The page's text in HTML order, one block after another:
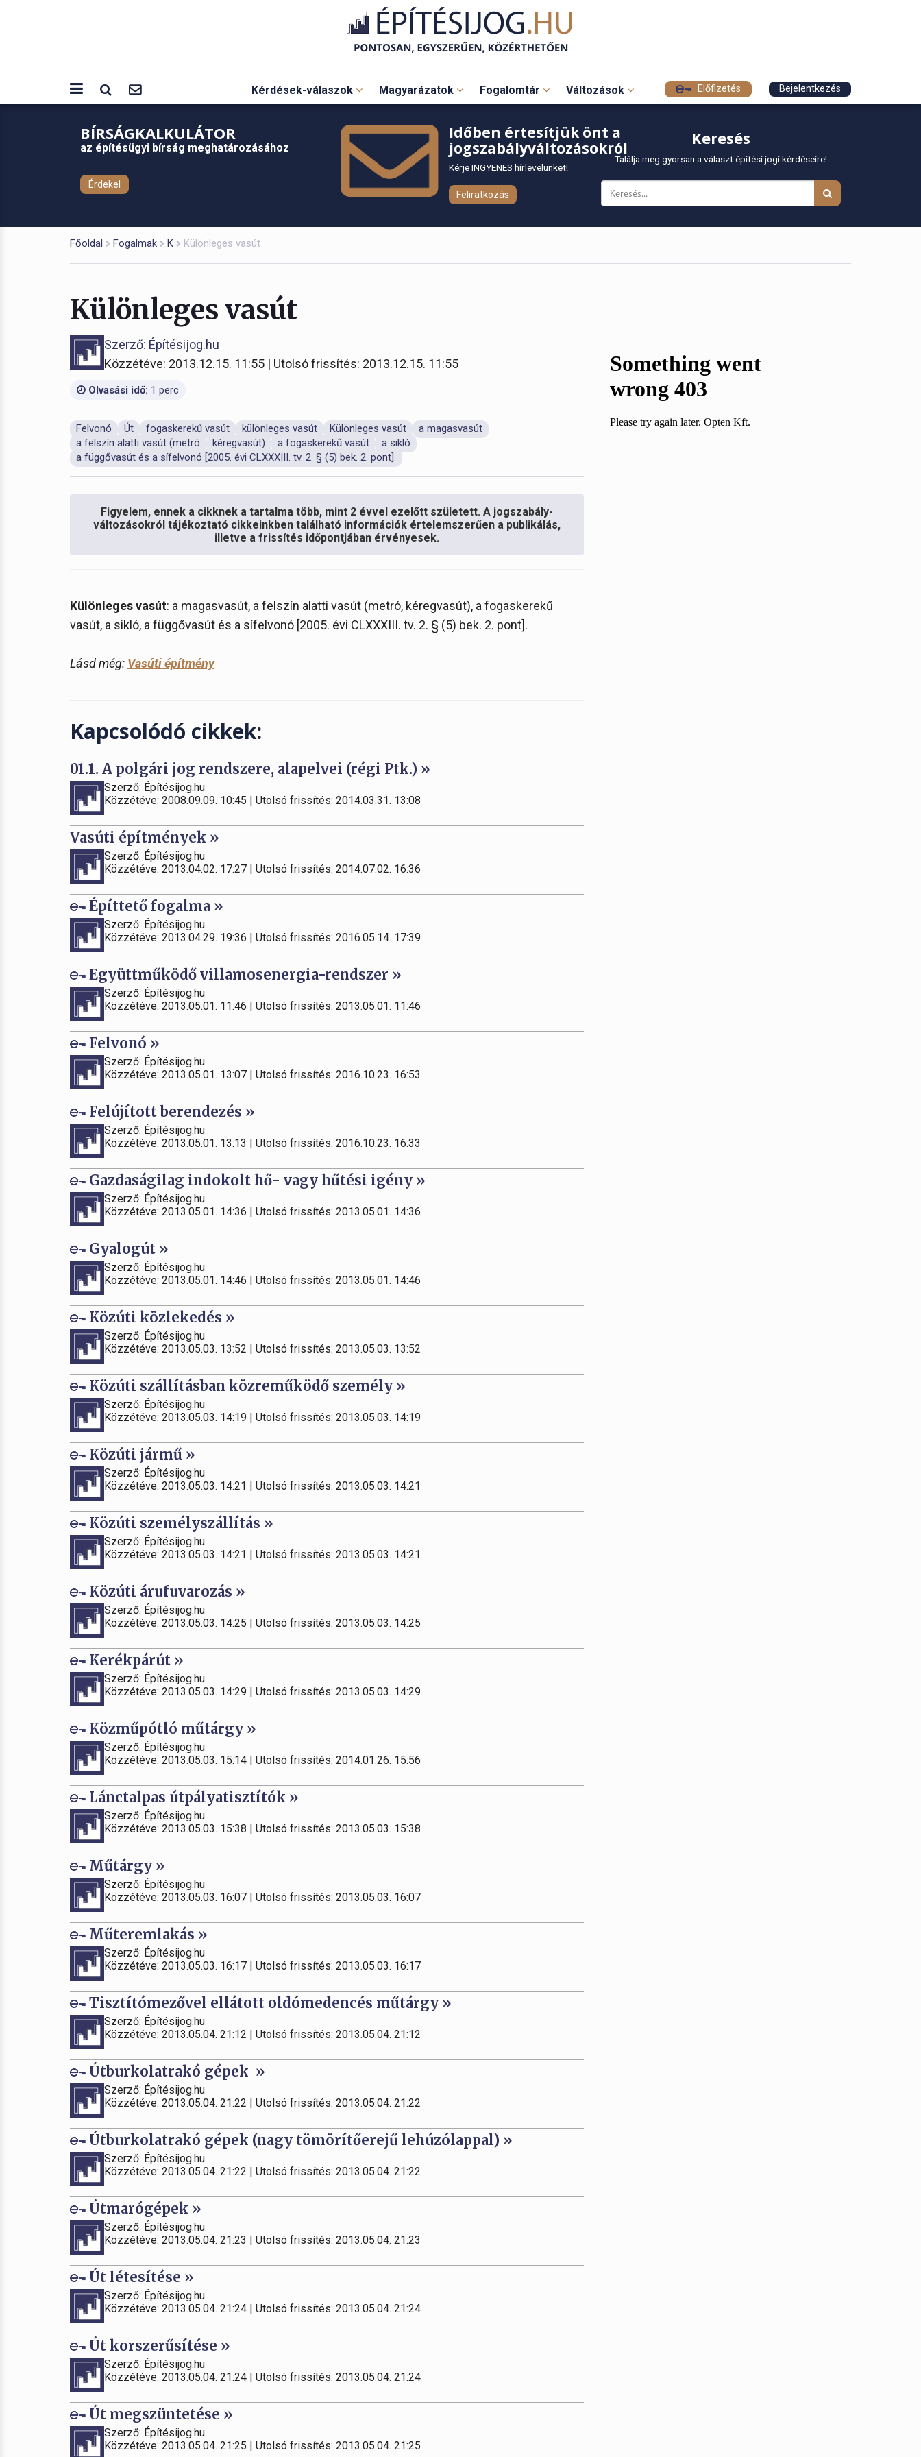
Kérdések-válaszok Magyarázatok Fogalomtár Változások Előfizetés Bejelentkezés
BÍRSÁGKALKULÁTOR
az építésügyi bírság meghatározásához
Érdekel
Időben értesítjük önt a
jogszabályváltozásokról
Kérje INGYENES hírlevelünket!
Feliratkozás
Keresés
Találja meg gyorsan a választ építési jogi kérdéseire!
Főoldal Fogalmak K Különleges vasút
Különleges vasút
Szerző: Építésijog.hu
Közzétéve: 2013.12.15. 11:55 | Utolsó frissítés: 2013.12.15. 11:55
Olvasási idő: 1 perc
Felvonó Út fogaskerekű vasút különleges vasút Különleges vasút
a magasvasút
a felszín alatti vasút (metró
kéregvasút) a fogaskerekű vasút
a sikló
a függővasút és a sífelvonó [2005. évi CLXXXIII. tv. 2. § (5) bek. 2. pont].
Figyelem, ennek a cikknek a tartalma több, mint 2 évvel ezelőtt született. A jogszabály-
változásokról tájékoztató cikkeinkben található információk értelemszerűen a publikálás,
illetve a frissítés időpontjában érvényesek.
Különleges vasút: a magasvasút, a felszín alatti vasút (metró, kéregvasút), a fogaskerekű
vasút, a sikló, a függővasút és a sífelvonó [2005. évi CLXXXIII. tv. 2. § (5) bek. 2. pont].
Lásd még: Vasúti építmény
Kapcsolódó cikkek:
01.1. A polgári jog rendszere, alapelvei (régi Ptk.) »
Szerző: Építésijog.hu
Közzétéve: 2008.09.09. 10:45 | Utolsó frissítés: 2014.03.31. 13:08
Vasúti építmények »
Szerző: Építésijog.hu
Közzétéve: 2013.04.02. 17:27 | Utolsó frissítés: 2014.07.02. 16:36
Építtető fogalma »
Szerző: Építésijog.hu
Közzétéve: 2013.04.29. 19:36 | Utolsó frissítés: 2016.05.14. 17:39
Együttműködő villamosenergia-rendszer »
Szerző: Építésijog.hu
Közzétéve: 2013.05.01. 11:46 | Utolsó frissítés: 2013.05.01. 11:46
Felvonó »
Szerző: Építésijog.hu
Közzétéve: 2013.05.01. 13:07 | Utolsó frissítés: 2016.10.23. 16:53
Felújított berendezés »
Szerző: Építésijog.hu
Közzétéve: 2013.05.01. 13:13 | Utolsó frissítés: 2016.10.23. 16:33
Gazdaságilag indokolt hő- vagy hűtési igény »
Szerző: Építésijog.hu
Közzétéve: 2013.05.01. 14:36 | Utolsó frissítés: 2013.05.01. 14:36
Gyalogút »
Szerző: Építésijog.hu
Közzétéve: 2013.05.01. 14:46 | Utolsó frissítés: 2013.05.01. 14:46
Közúti közlekedés »
Szerző: Építésijog.hu
Közzétéve: 2013.05.03. 13:52 | Utolsó frissítés: 2013.05.03. 13:52
Közúti szállításban közreműködő személy »
Szerző: Építésijog.hu
Közzétéve: 2013.05.03. 14:19 | Utolsó frissítés: 2013.05.03. 14:19
Közúti jármű »
Szerző: Építésijog.hu
Közzétéve: 2013.05.03. 14:21 | Utolsó frissítés: 2013.05.03. 14:21
Közúti személyszállítás »
Szerző: Építésijog.hu
Közzétéve: 2013.05.03. 14:21 | Utolsó frissítés: 2013.05.03. 14:21
Közúti árufuvarozás »
Szerző: Építésijog.hu
Közzétéve: 2013.05.03. 14:25 | Utolsó frissítés: 2013.05.03. 14:25
Kerékpárút »
Szerző: Építésijog.hu
Közzétéve: 2013.05.03. 14:29 | Utolsó frissítés: 2013.05.03. 14:29
Közműpótló műtárgy »
Szerző: Építésijog.hu
Közzétéve: 2013.05.03. 15:14 | Utolsó frissítés: 2014.01.26. 15:56
Lánctalpas útpályatisztítók »
Szerző: Építésijog.hu
Közzétéve: 2013.05.03. 15:38 | Utolsó frissítés: 2013.05.03. 15:38
Műtárgy »
Szerző: Építésijog.hu
Közzétéve: 2013.05.03. 16:07 | Utolsó frissítés: 2013.05.03. 16:07
Műteremlakás »
Szerző: Építésijog.hu
Közzétéve: 2013.05.03. 16:17 | Utolsó frissítés: 2013.05.03. 16:17
Tisztítómezővel ellátott oldómedencés műtárgy »
Szerző: Építésijog.hu
Közzétéve: 2013.05.04. 21:12 | Utolsó frissítés: 2013.05.04. 21:12
Útburkolatrakó gépek »
Szerző: Építésijog.hu
Közzétéve: 2013.05.04. 21:22 | Utolsó frissítés: 2013.05.04. 21:22
Útburkolatrakó gépek (nagy tömörítőerejű lehúzólappal) »
Szerző: Építésijog.hu
Közzétéve: 2013.05.04. 21:22 | Utolsó frissítés: 2013.05.04. 21:22
Útmarógépek »
Szerző: Építésijog.hu
Közzétéve: 2013.05.04. 21:23 | Utolsó frissítés: 2013.05.04. 21:23
Út létesítése »
Szerző: Építésijog.hu
Közzétéve: 2013.05.04. 21:24 | Utolsó frissítés: 2013.05.04. 21:24
Út korszerűsítése »
Szerző: Építésijog.hu
Közzétéve: 2013.05.04. 21:24 | Utolsó frissítés: 2013.05.04. 21:24
Út megszüntetése »
Szerző: Építésijog.hu
Közzétéve: 2013.05.04. 21:25 | Utolsó frissítés: 2013.05.04. 21:25